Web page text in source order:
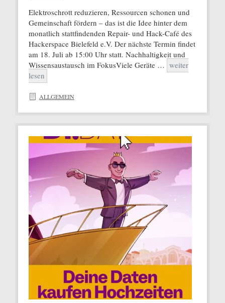
Elektroschrott reduzieren, Ressourcen schonen und
Gemeinschaft fördern – das ist die Idee hinter dem
monatlich stattfindenden Repair- und Hack-Café des
Hackerspace Bielefeld e.V. Der nächste Termin findet
am 18. Juli ab 15:00 Uhr statt. Nachhaltigkeit und
Wissensaustausch im FokusViele Geräte … weiter
lesen
ALLGEMEIN